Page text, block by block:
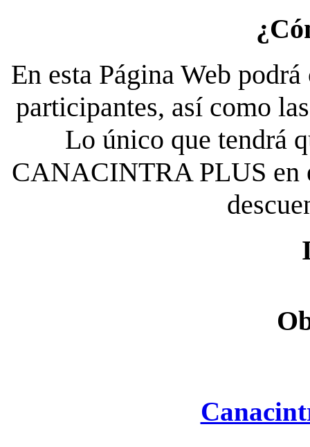
En esta Página Web
participantes, así como
Lo único que tendrá
CANACINTRA PLUS en